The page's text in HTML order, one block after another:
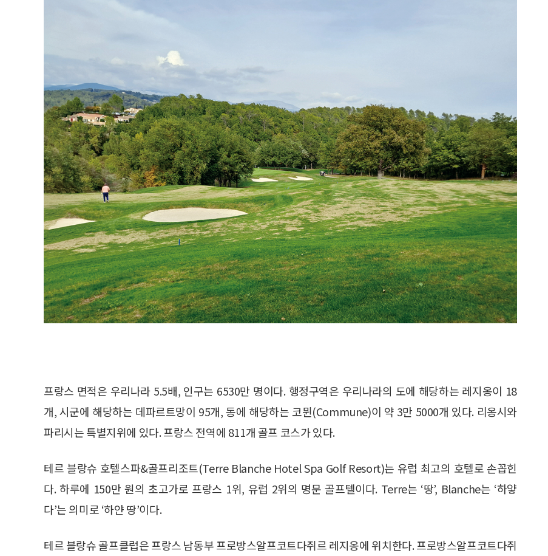
프랑스 면적은 우리나라 5.5배, 인구는 6530만 명이다. 행정구역은 우리나라의 도에 해당하는 레지옹이 18
개, 시군에 해당하는 데파르트망이 95개, 동에 해당하는 코뮌(Commune)이 약 3만 5000개 있다. 리옹시와
파리시는 특별지위에 있다. 프랑스 전역에 811개 골프 코스가 있다.
테르 블랑슈 호텔스파&골프리조트(Terre Blanche Hotel Spa Golf Resort)는 유럽 최고의 호텔로 손꼽힌
다. 하루에 150만 원의 초고가로 프랑스 1위, 유럽 2위의 명문 골프텔이다. Terre는 ‘땅’, Blanche는 ‘하얗
다’는 의미로 ‘하얀 땅’이다.
테르 블랑슈 골프클럽은 프랑스 남동부 프로방스알프코트다쥐르 레지옹에 위치한다. 프로방스알프코트다쥐